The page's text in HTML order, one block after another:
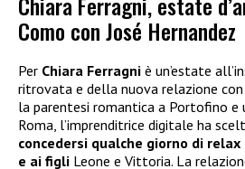
Como con José Hernandez
Per Chiara Ferragni è un’estate
ritrovata e della nuova relazione con
la parentesi romantica a Portofino e
Roma, l’imprenditrice digitale ha
concedersi qualche giorno di
e ai figli Leone e Vittoria. La